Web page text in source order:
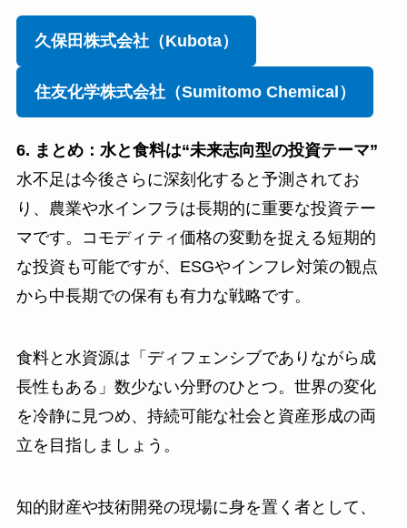
久保田株式会社（Kubota）
住友化学株式会社（Sumitomo Chemical）
6. まとめ：水と食料は“未来志向型の投資テーマ”
水不足は今後さらに深刻化すると予測されてお
り、農業や水インフラは長期的に重要な投資テー
マです。コモディティ価格の変動を捉える短期的
な投資も可能ですが、ESGやインフレ対策の観点
から中長期での保有も有力な戦略です。
食料と水資源は「ディフェンシブでありながら成
長性もある」数少ない分野のひとつ。世界の変化
を冷静に見つめ、持続可能な社会と資産形成の両
立を目指しましょう。
知的財産や技術開発の現場に身を置く者として、